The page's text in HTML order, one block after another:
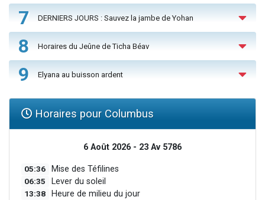
7 DERNIERS JOURS : Sauvez la jambe de Yohan
8 Horaires du Jeûne de Ticha Béav
9 Elyana au buisson ardent
Horaires pour Columbus
6 Août 2026 - 23 Av 5786
05:36 Mise des Téfilines
06:35 Lever du soleil
13:38 Heure de milieu du jour